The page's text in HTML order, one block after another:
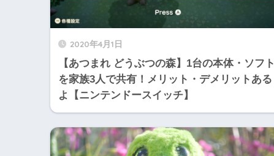
2020年4月1日
【あつまれ どうぶつの森】1台の本体・ソフト
を家族3人で共有！メリット・デメリットある
よ【ニンテンドースイッチ】